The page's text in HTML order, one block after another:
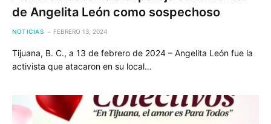
de Angelita León como sospechoso
NOTICIAS FEBRERO 13, 2024
Tijuana, B. C., a 13 de febrero de 2024 – Angelita León fue la
activista que atacaron en su local…